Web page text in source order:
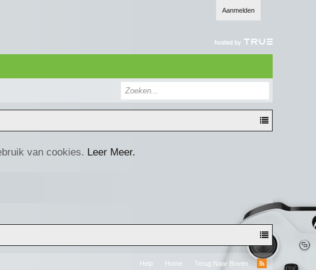
Aanmelden
van cookies. Leer Meer.
Help Home
Terug Naar Boven